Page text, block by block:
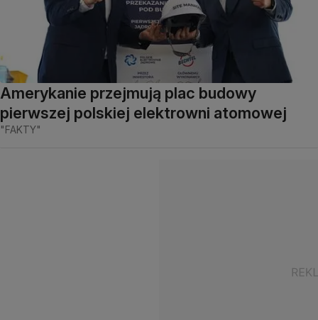
Amerykanie przejmują plac budowy
pierwszej polskiej elektrowni atomowej
"FAKTY"